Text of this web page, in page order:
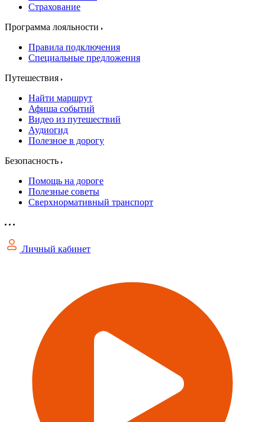
Страхование
Программа лояльности
Правила подключения
Специальные предложения
Путешествия
Найти маршрут
Афиша событий
Видео из путешествий
Аудиогид
Полезное в дорогу
Безопасность
Помощь на дороге
Полезные советы
Сверхнормативный транспорт
Личный кабинет